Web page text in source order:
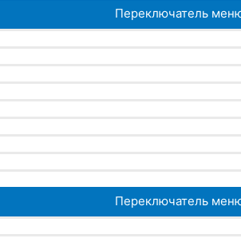
Переключатель
Переключатель